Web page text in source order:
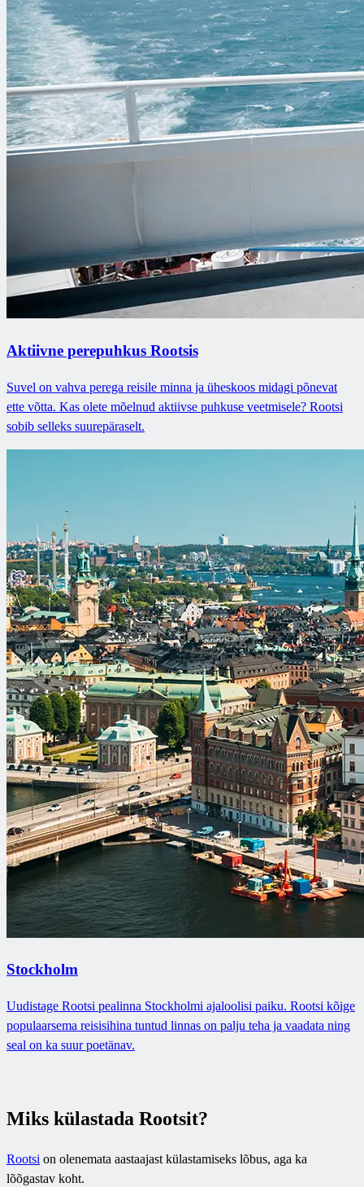
Aktiivne perepuhkus Rootsis
Suvel on vahva perega reisile minna ja üheskoos midagi põnevat
ette võtta. Kas olete mõelnud aktiivse puhkuse veetmisele? Rootsi
sobib selleks suurepäraselt.
Stockholm
Uudistage Rootsi pealinna Stockholmi ajaloolisi paiku. Rootsi kõige
populaarsema reisisihina tuntud linnas on palju teha ja vaadata ning
seal on ka suur poetänav.
Miks külastada Rootsit?
Rootsi on olenemata aastaajast külastamiseks lõbus, aga ka
lõõgastav koht.